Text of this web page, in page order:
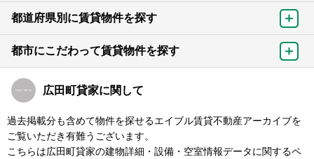
都道府県別に賃貸物件を探す
都市にこだわって賃貸物件を探す
広田町貸家に関して
過去掲載分も含めて物件を探せるエイブル賃貸不動産アーカイブを
ご覧いただき有難うございます。
こちらは広田町貸家の建物詳細・設備・空室情報データに関するペ